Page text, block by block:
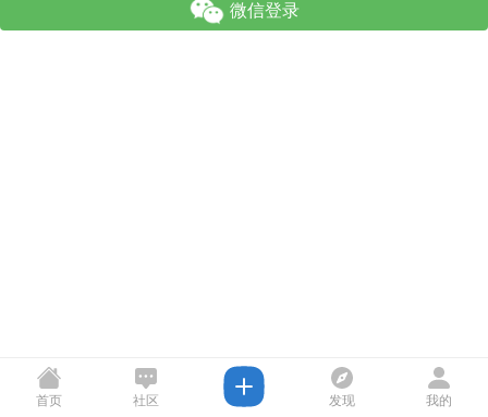
微信登录
首页 社区 发现 我的